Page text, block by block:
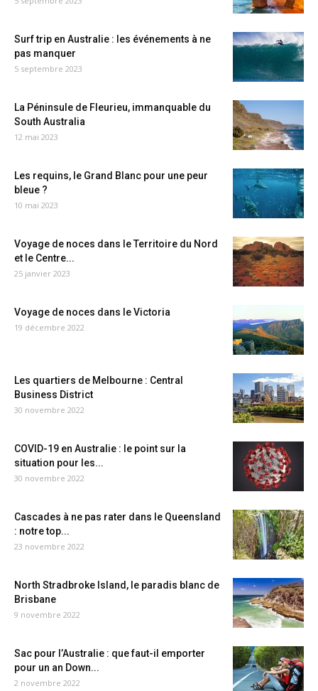
Surf trip en Australie : les événements à ne
pas manquer
5 septembre 2023
La Péninsule de Fleurieu, immanquable du
South Australia
12 mai 2023
Les requins, le Grand Blanc pour une peur
bleue ?
10 mai 2023
Voyage de noces dans le Territoire du Nord
et le Centre...
25 janvier 2023
Voyage de noces dans le Victoria
19 décembre 2022
Les quartiers de Melbourne : Central
Business District
30 novembre 2022
COVID-19 en Australie : le point sur la
situation pour les...
30 novembre 2022
Cascades à ne pas rater dans le Queensland
: notre top...
23 novembre 2022
North Stradbroke Island, le paradis blanc de
Brisbane
9 novembre 2022
Sac pour l’Australie : que faut-il emporter
pour un an Down...
2 novembre 2022